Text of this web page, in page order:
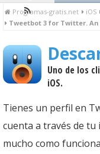
Programas-gratis.net iOS
Tweetbot 3 for Twitter.
Uno de los
iOS.
Tienes un perfil en
cuenta a través de tu
mucho como